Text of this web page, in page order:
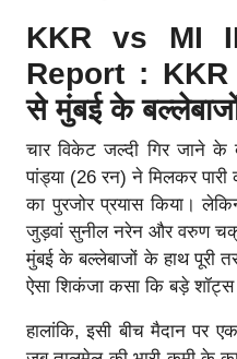
KKR vs MI
Report : KKR
से मुंबई के
चार विकेट जल्दी गिर जाने के
पांड्या (26 रन) ने मिलकर
का पुरजोर प्रयास किया।
जुड़वां सुनील नरेन और वरुण
मुंबई के बल्लेबाजों के हाथ पूरी
ऐसा शिकंजा कसा कि बड़े शॉट्स
हालांकि, इसी बीच मैदान पर